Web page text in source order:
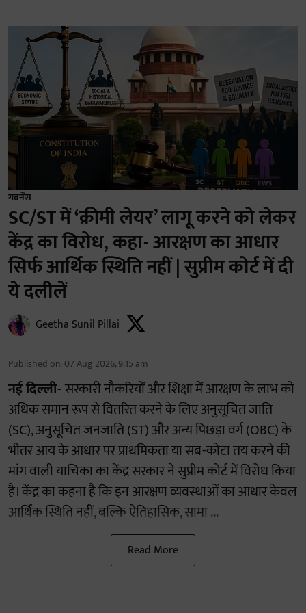
गवर्नेंस
SC/ST में ‘क्रीमी लेयर’ लागू करने को लेकर
केंद्र का विरोध, कहा- आरक्षण का आधार
सिर्फ आर्थिक स्थिति नहीं | सुप्रीम कोर्ट में दी
ये दलीलें
Geetha Sunil Pillai
Published on: 07 Aug 2026, 9:15 am
नई दिल्ली-सरकारी नौकरियों और शिक्षा में आरक्षण के लाभ को
अधिक समान रूप से वितरित करने के लिए अनुसूचित जाति
(SC), अनुसूचित जनजाति (ST) और अन्य पिछड़ा वर्ग (OBC) के
भीतर आय के आधार पर प्राथमिकता या सब-कोटा तय करने की
मांग वाली याचिका का केंद्र सरकार ने सुप्रीम कोर्ट में विरोध किया
है। केंद्र का कहना है कि इन आरक्षण व्यवस्थाओं का आधार केवल
आर्थिक स्थिति नहीं, बल्कि ऐतिहासिक, सामा ...
Read More